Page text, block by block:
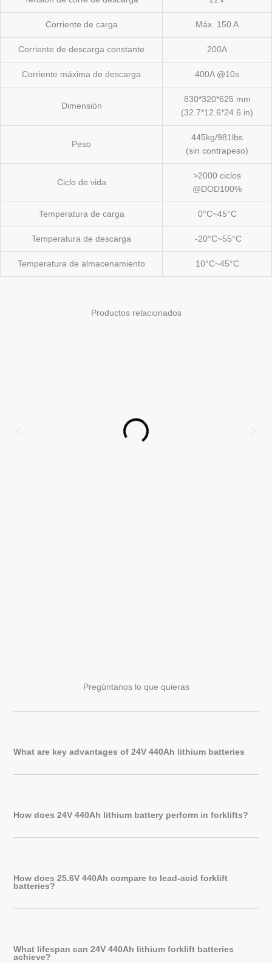
Corriente de carga Máx. 150 A
Corriente de descarga constante 200A
Corriente máxima de descarga 400A @10s
Dimensión
830*320*625 mm
(32.7*12.6*24.6 in)
Peso
445kg/981lbs
(sin contrapeso)
Ciclo de vida
>2000 ciclos
@DOD100%
Temperatura de carga 0°C~45°C
Temperatura de descarga -20°C~55°C
Temperatura de almacenamiento 10°C~45°C
Productos relacionados
Pregúntanos lo que quieras
What are key advantages of 24V 440Ah lithium batteries
How does 24V 440Ah lithium battery perform in forklifts?
How does 25.6V 440Ah compare to lead-acid forklift
batteries?
What lifespan can 24V 440Ah lithium forklift batteries
achieve?